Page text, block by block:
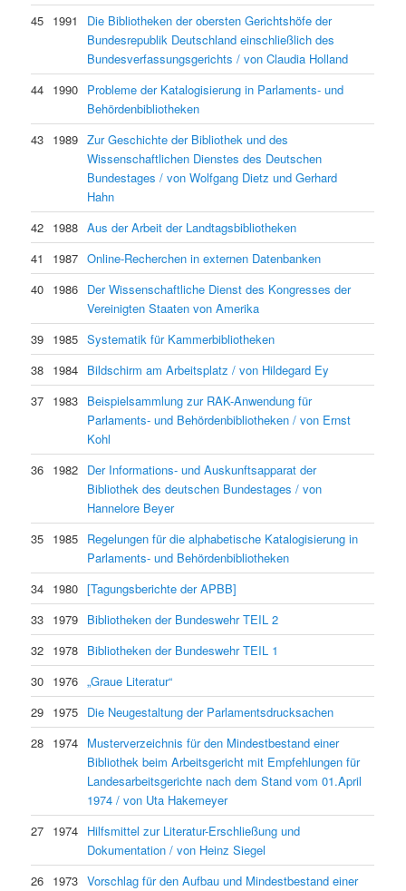
45 1991
Die Bibliotheken der obersten Gerichtshöfe der
Bundesrepublik Deutschland einschließlich des
Bundesverfassungsgerichts / von Claudia Holland
44 1990 Probleme der Katalogisierung in Parlaments- und
Behördenbibliotheken
43 1989 Zur Geschichte der Bibliothek und des
Wissenschaftlichen Dienstes des Deutschen
Bundestages / von Wolfgang Dietz und Gerhard
Hahn
42 1988 Aus der Arbeit der Landtagsbibliotheken
41
1987 Online-Recherchen in externen Datenbanken
40 1986 Der Wissenschaftliche Dienst des Kongresses der
Vereinigten Staaten von Amerika
39 1985 Systematik für Kammerbibliotheken
38 1984 Bildschirm am Arbeitsplatz / von Hildegard Ey
37 1983 Beispielsammlung zur RAK-Anwendung für
Parlaments- und Behördenbibliotheken / von Ernst
Kohl
36 1982 Der Informations- und Auskunftsapparat der
Bibliothek des deutschen Bundestages / von
Hannelore Beyer
35 1985 Regelungen für die alphabetische Katalogisierung in
Parlaments- und Behördenbibliotheken
34 1980 [Tagungsberichte der APBB]
33 1979 Bibliotheken der Bundeswehr TEIL 2
32 1978 Bibliotheken der Bundeswehr TEIL 1
30 1976 „Graue Literatur“
29 1975 Die Neugestaltung der Parlamentsdrucksachen
28 1974 Musterverzeichnis für den Mindestbestand einer
Bibliothek beim Arbeitsgericht mit Empfehlungen für
Landesarbeitsgerichte nach dem Stand vom 01.April
1974 / von Uta Hakemeyer
27 1974 Hilfsmittel zur Literatur-Erschließung und
Dokumentation / von Heinz Siegel
26 1973 Vorschlag für den Aufbau und Mindestbestand einer